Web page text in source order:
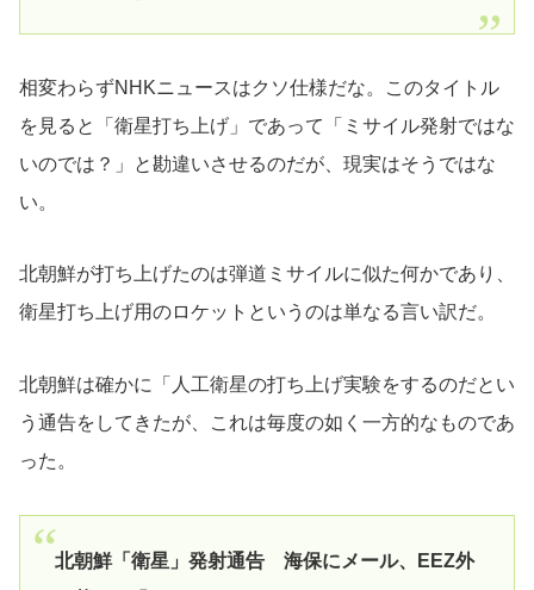
相変わらずNHKニュースはクソ仕様だな。このタイトル
を見ると「衛星打ち上げ」であって「ミサイル発射ではな
いのでは？」と勘違いさせるのだが、現実はそうではな
い。
北朝鮮が打ち上げたのは弾道ミサイルに似た何かであり、
衛星打ち上げ用のロケットというのは単なる言い訳だ。
北朝鮮は確かに「人工衛星の打ち上げ実験をするのだとい
う通告をしてきたが、これは毎度の如く一方的なものであ
った。
北朝鮮「衛星」発射通告 海保にメール、EEZ外